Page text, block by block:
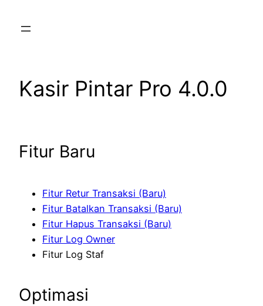
Kasir Pintar Pro 4.0.0
Fitur Baru
Fitur Retur Transaksi (Baru)
Fitur Batalkan Transaksi (Baru)
Fitur Hapus Transaksi (Baru)
Fitur Log Owner
Fitur Log Staf
Optimasi